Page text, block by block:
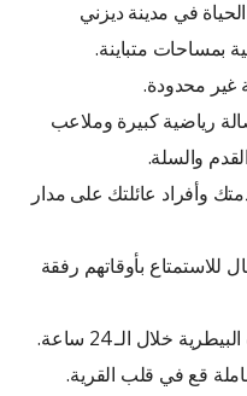
في مدينة ديزني
بمساحات متباينة.
غير محدودة.
رياضية كبيرة وملاعب
والسلة.
وأفراد عائلتك على مدار
للاستمتاع بأوقاتهم رفقة
خلال الـ 24 ساعة.
قع في قلب القرية.